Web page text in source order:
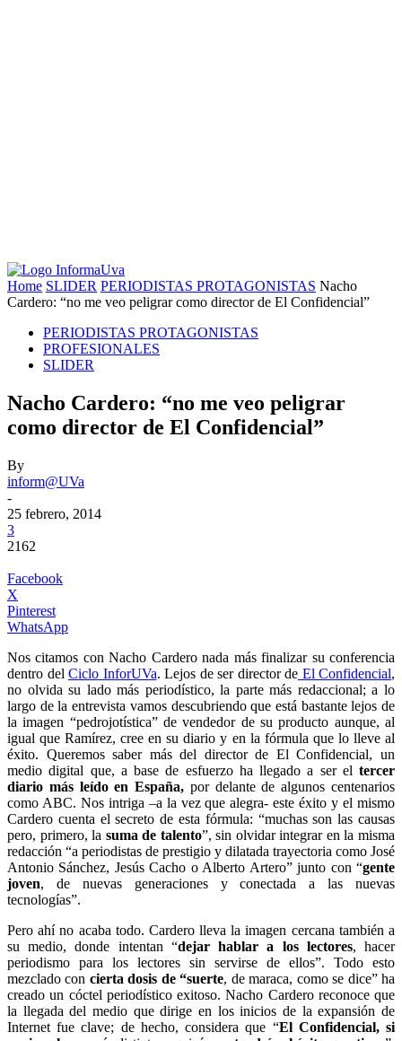
Home SLIDER PERIODISTAS PROTAGONISTAS Nacho
Cardero: “no me veo peligrar como director de El Confidencial”
PERIODISTAS PROTAGONISTAS
PROFESIONALES
SLIDER
Nacho Cardero: “no me veo peligrar
como director de El Confidencial”
By
inform@UVa
-
25 febrero, 2014
3
2162
Facebook
X
Pinterest
WhatsApp
Nos citamos con Nacho Cardero nada más finalizar su conferencia
dentro del Ciclo InforUVa. Lejos de ser director de El Confidencial,
no olvida su lado más periodístico, la parte más redaccional; a lo
largo de la entrevista vamos descubriendo que está bastante lejos de
la imagen “pedrojotística” de vendedor de su producto aunque, al
igual que Ramírez, cree en su diario y en la fórmula que lo lleve al
éxito. Queremos saber más del director de El Confidencial, un
medio digital que, a base de esfuerzo ha llegado a ser el tercer
diario más leído en España, por delante de algunos centenarios
como ABC. Nos intriga –a la vez que alegra- este éxito y el mismo
Cardero cuenta el secreto de esta fórmula: “muchas son las causas
pero, primero, la suma de talento”, sin olvidar integrar en la misma
redacción “a periodistas de prestigio y dilatada trayectoria como José
Antonio Sánchez, Jesús Cacho o Alberto Artero” junto con “gente
joven, de nuevas generaciones y conectada a las nuevas
tecnologías”.
Pero ahí no acaba todo. Cardero lleva la imagen cercana también a
su medio, donde intentan “dejar hablar a los lectores, hacer
periodismo para los lectores sin servirse de ellos”. Todo esto
mezclado con cierta dosis de “suerte, de maraca, como se dice” ha
creado un cóctel periodístico exitoso. Nacho Cardero reconoce que
la llegada del medio que dirige en los inicios de la expansión de
Internet fue clave; de hecho, considera que “El Confidencial, si